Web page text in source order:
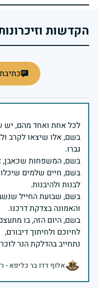
הקדשות
בשם, אלו שיצאו לקרב
בשם, חיים שלמים
בשם, שבועת החייל
בשם, היום הזה, בו
נתחייב בהדלקת הנר
אלוף דדו בר כליפא